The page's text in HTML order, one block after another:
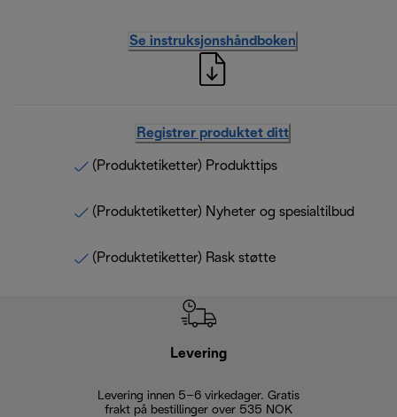
Se instruksjonshåndboken
Registrer produktet ditt
(Produktetiketter) Produkttips
(Produktetiketter) Nyheter og spesialtilbud
(Produktetiketter) Rask støtte
Levering
Levering innen 5–6 virkedager. Gratis
frakt på bestillinger over 535 NOK